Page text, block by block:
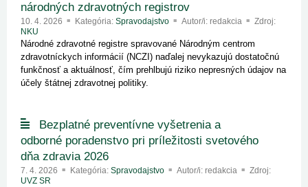
národných zdravotných registrov
10. 4. 2026 Kategória: Spravodajstvo Autor/i: redakcia
Zdroj:
NKU
Národné zdravotné registre spravované Národným centrom
zdravotníckych informácií (NCZI) naďalej nevykazujú dostatočnú
funkčnosť a aktuálnosť, čím prehlbujú riziko nepresných údajov na
účely štátnej zdravotnej politiky.
Bezplatné preventívne vyšetrenia a
odborné poradenstvo pri príležitosti svetového
dňa zdravia 2026
7. 4. 2026 Kategória: Spravodajstvo Autor/i: redakcia
Zdroj:
UVZ SR